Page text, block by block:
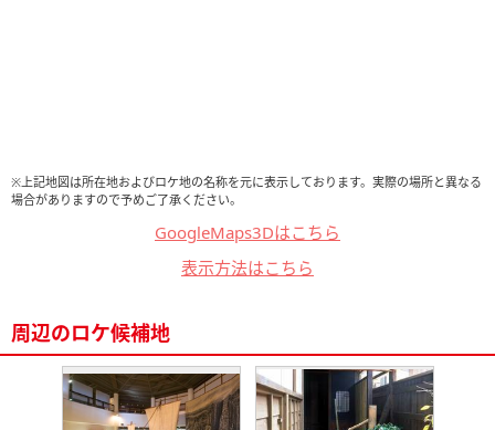
※上記地図は所在地およびロケ地の名称を元に表示しております。実際の場所と異なる
場合がありますので予めご了承ください。
GoogleMaps3Dはこちら
表示方法はこちら
周辺のロケ候補地